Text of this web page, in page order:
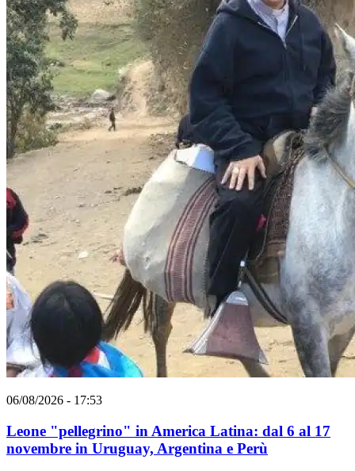
06/08/2026 - 17:53
Leone "pellegrino" in America Latina: dal 6 al 17
novembre in Uruguay, Argentina e Perù